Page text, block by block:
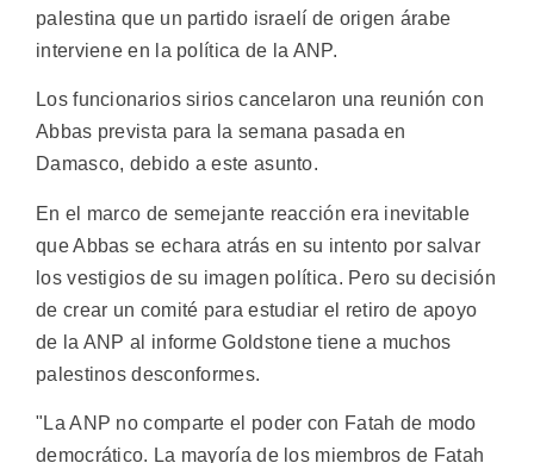
palestina que un partido israelí de origen árabe
interviene en la política de la ANP.
Los funcionarios sirios cancelaron una reunión con
Abbas prevista para la semana pasada en
Damasco, debido a este asunto.
En el marco de semejante reacción era inevitable
que Abbas se echara atrás en su intento por salvar
los vestigios de su imagen política. Pero su decisión
de crear un comité para estudiar el retiro de apoyo
de la ANP al informe Goldstone tiene a muchos
palestinos desconformes.
"La ANP no comparte el poder con Fatah de modo
democrático. La mayoría de los miembros de Fatah